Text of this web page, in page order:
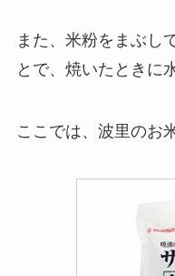
また、米粉をまぶし
とで、焼いたときに
ここでは、波里のお